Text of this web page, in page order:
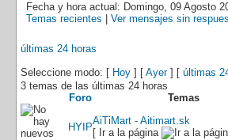
Fecha y hora actual: Domingo, 09 Agosto
Temas recientes
Ver mensajes sin
últimas 24 horas
Seleccione modo: [ Hoy ] [ Ayer] [ últimas
3 temas de las últimas 24 horas
Foro
Temas
HYIP
AiTiMart - Aitimart.sk
[ Ir a la página